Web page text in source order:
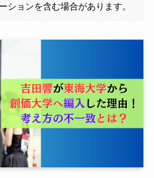
ションを含む場合があります。